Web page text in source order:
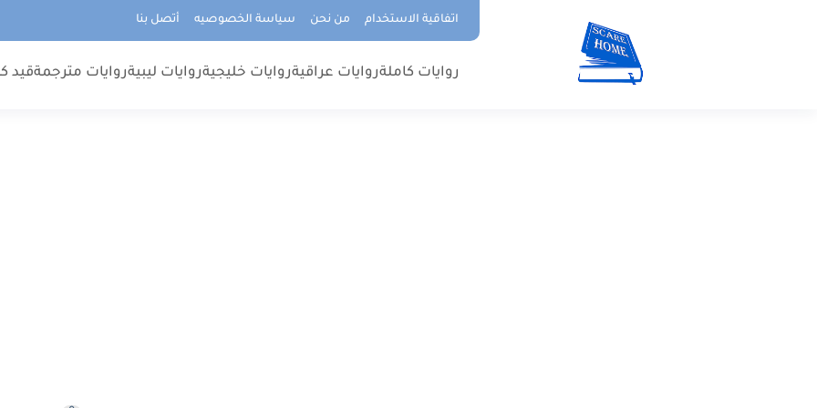
اتفاقية الاستخدام من نحن سياسة الخصوصيه أتصل بنا
روايات كاملةروايات عراقيةروايات خليجيةروايات ليبيةروايات مترجمةقيد